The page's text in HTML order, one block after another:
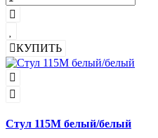
КУПИТЬ
Стул 115M белый/белый